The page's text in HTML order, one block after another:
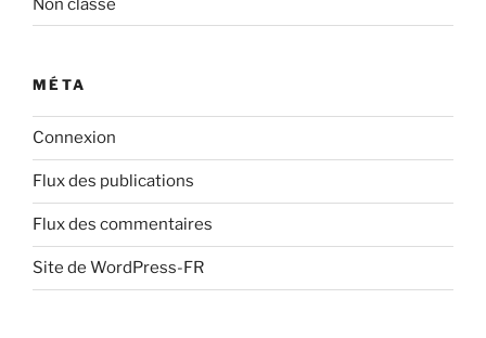
Non classé
MÉTA
Connexion
Flux des publications
Flux des commentaires
Site de WordPress-FR